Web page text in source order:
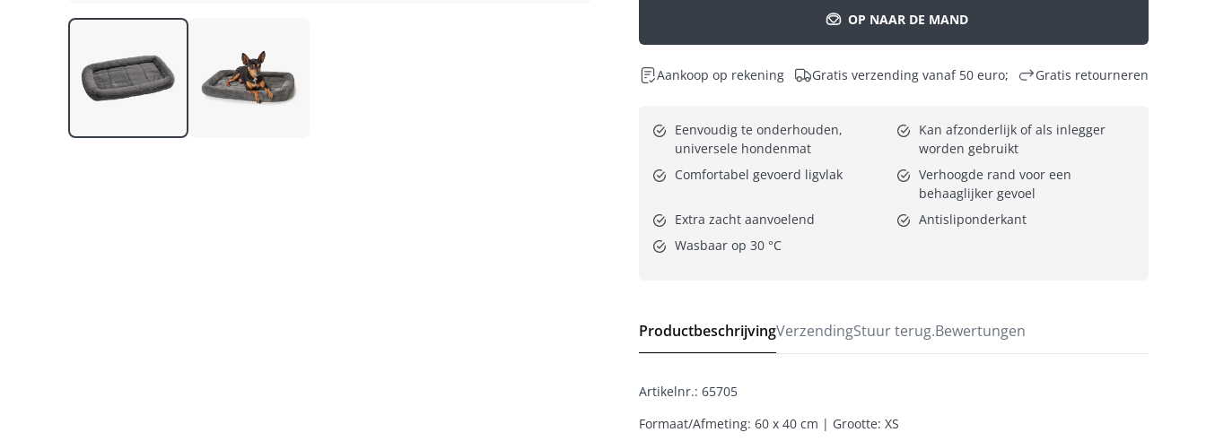
OP NAAR DE MAND
Aankoop op rekening Gratis verzending vanaf 50 euro; Gratis retourneren
Eenvoudig te onderhouden,
universele hondenmat
Kan afzonderlijk of als inlegger
worden gebruikt
Comfortabel gevoerd ligvlak
Verhoogde rand voor een
behaaglijker gevoel
Extra zacht aanvoelend
Antisliponderkant
Wasbaar op 30 °C
ProductbeschrijvingVerzending Stuur terug.Bewertungen
Artikelnr.: 65705
Formaat/Afmeting: 60 x 40 cm | Grootte: XS